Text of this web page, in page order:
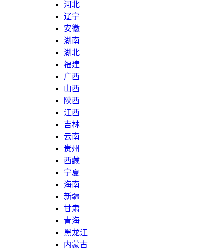
河北
辽宁
安徽
湖南
湖北
福建
广西
山西
陕西
江西
吉林
云南
贵州
西藏
宁夏
海南
新疆
甘肃
青海
黑龙江
内蒙古